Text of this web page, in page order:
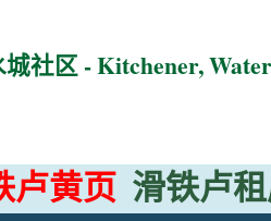
社区 - Kitchener,
卢黄页 滑铁卢